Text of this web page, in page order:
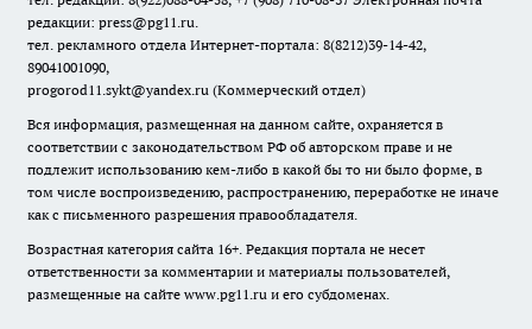
редакции: press@pg11.ru.
тел. рекламного отдела Интернет-портала: 8(8212)39-14-42,
89041001090,
progorod11.sykt@yandex.ru (Коммерческий отдел)
Вся информация, размещенная на данном сайте, охраняется в
соответствии с законодательством РФ об авторском праве и не
подлежит использованию кем-либо в какой бы то ни было форме, в
том числе воспроизведению, распространению, переработке не иначе
как с письменного разрешения правообладателя.
Возрастная категория сайта 16+. Редакция портала не несет
ответственности за комментарии и материалы пользователей,
размещенные на сайте www.pg11.ru и его субдоменах.